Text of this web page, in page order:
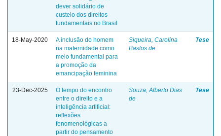
dever solidário de
custeio dos direitos
fundamentais no Brasil
18-May-2020
A inclusão do homem
na maternidade como
meio fundamental para
a promoção da
emancipação feminina
Siqueira, Carolina
Bastos de
Tese
23-Dec-2025
O tempo do encontro
entre o direito e a
inteligência artificial:
reflexões
fenomenológicas a
partir do pensamento
Souza, Alberto Dias
de
Tese